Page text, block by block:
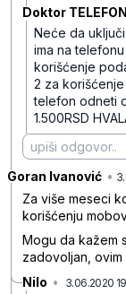
Doktor
Neće da
ima na
korišćenje
2 za
telefon odneti
1.500RSD
Goran Ivanović •
Za više meseci
korišćenju
Mogu da kažem
zadovoljan,
Nilo • 3.06.2020